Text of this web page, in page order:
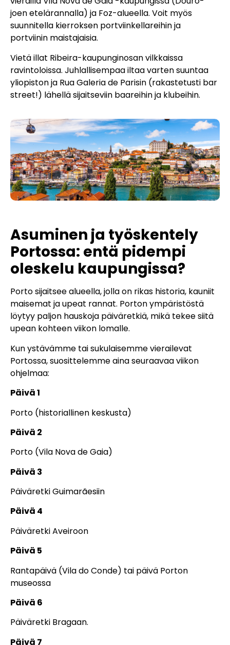
joen etelärannalla) ja Foz-alueella. Voit myös
suunnitella kierroksen portviinkellareihin ja
portviinin maistajaisia.
Vietä illat Ribeira-kaupunginosan vilkkaissa
ravintoloissa. Juhlallisempaa iltaa varten suuntaa
yliopiston ja Rua Galeria de Parisin (rakastetusti bar
street!) lähellä sijaitseviin baareihin ja klubeihin.
Asuminen ja työskentely
Portossa: entä pidempi
oleskelu kaupungissa?
Porto sijaitsee alueella, jolla on rikas historia, kauniit
maisemat ja upeat rannat. Porton ympäristöstä
löytyy paljon hauskoja päiväretkiä, mikä tekee siitä
upean kohteen viikon lomalle.
Kun ystävämme tai sukulaisemme vierailevat
Portossa, suosittelemme aina seuraavaa viikon
ohjelmaa:
Päivä 1
Porto (historiallinen keskusta)
Päivä 2
Porto (Vila Nova de Gaia)
Päivä 3
Päiväretki Guimarãesiin
Päivä 4
Päiväretki Aveiroon
Päivä 5
Rantapäivä (Vila do Conde) tai päivä Porton
museossa
Päivä 6
Päiväretki Bragaan.
Päivä 7